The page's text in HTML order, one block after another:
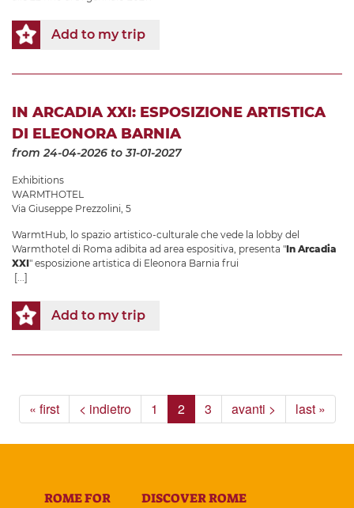
Add to my trip
IN ARCADIA XXI: ESPOSIZIONE ARTISTICA
DI ELEONORA BARNIA
from 24-04-2026 to 31-01-2027
Exhibitions
WARMTHOTEL
Via Giuseppe Prezzolini, 5
WarmtHub, lo spazio artistico-culturale che vede la lobby del
Warmthotel di Roma adibita ad area espositiva, presenta "In Arcadia
XXI" esposizione artistica di Eleonora Barnia frui
[...]
Add to my trip
« first < indietro 1 2 3 avanti > last »
ROME FOR DISCOVER ROME